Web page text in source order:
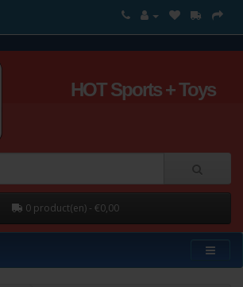
HOT Sports + Toys
0 product(en) - €0,00